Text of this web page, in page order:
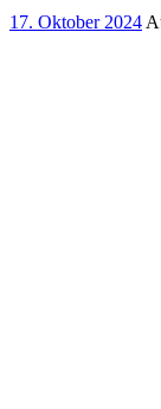
17. Oktober 2024